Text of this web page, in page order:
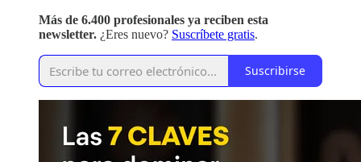
Más de 6.400 profesionales ya reciben esta
newsletter. ¿Eres nuevo? Suscríbete gratis.
Suscribirse